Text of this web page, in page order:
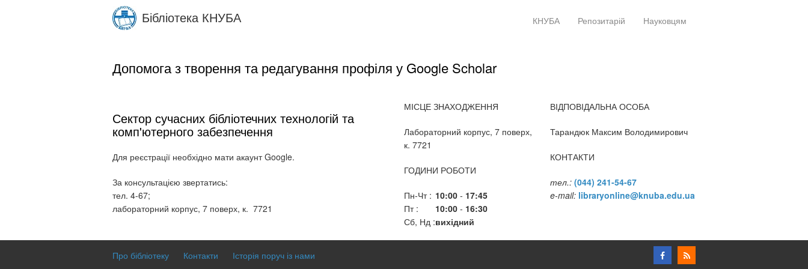
Бібліотека КНУБА КНУБА Репозитарій Науковцям
Допомога з творення та редагування профіля у Google Scholar
Сектор сучасних бібліотечних технологій та
комп'ютерного забезпечення
Для реєстрації необхідно мати акаунт Google.
За консультацією звертатись:
тел. 4-67;
лабораторний корпус, 7 поверх, к. 7721
МІСЦЕ ЗНАХОДЖЕННЯ
Лабораторний корпус, 7 поверх,
к. 7721
ГОДИНИ РОБОТИ
Пн-Чт : 10:00 - 17:45
Пт :
10:00 - 16:30
Сб, Нд :вихідний
ВІДПОВІДАЛЬНА ОСОБА
Тарандюк Максим Володимирович
КОНТАКТИ
тел.: (044) 241-54-67
e-mail: libraryonline@knuba.edu.ua
Про бібліотеку Контакти Історія поруч із нами